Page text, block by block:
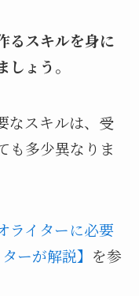
るスキルを身に
ょう。
なスキルは、受
も多少異なりま
ライターに必要
ーが解説】 を参